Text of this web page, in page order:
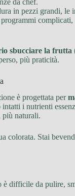
in pezzi grandi, le
sbucciare la frutta
più praticità.
è progettata per
intatti i nutrienti
naturali.
colorata. Stai
è difficile da pulire,